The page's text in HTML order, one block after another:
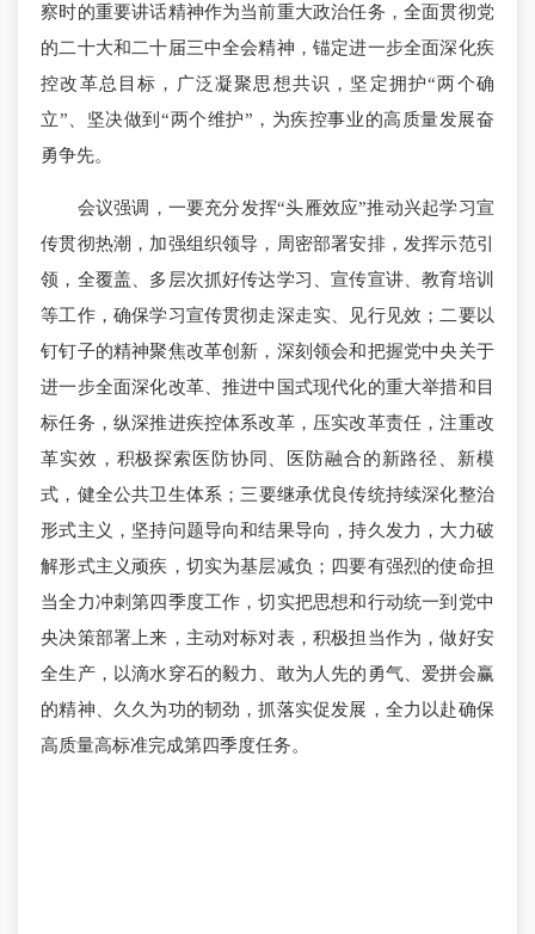
察时的重要讲话精神作为当前重大政治任务，全面贯彻党
的二十大和二十届三中全会精神，锚定进一步全面深化疾
控改革总目标，广泛凝聚思想共识，坚定拥护“两个确
立”、坚决做到“两个维护”，为疾控事业的高质量发展奋
勇争先。
会议强调，一要充分发挥“头雁效应”推动兴起学习宣
传贯彻热潮，加强组织领导，周密部署安排，发挥示范引
领，全覆盖、多层次抓好传达学习、宣传宣讲、教育培训
等工作，确保学习宣传贯彻走深走实、见行见效；二要以
钉钉子的精神聚焦改革创新，深刻领会和把握党中央关于
进一步全面深化改革、推进中国式现代化的重大举措和目
标任务，纵深推进疾控体系改革，压实改革责任，注重改
革实效，积极探索医防协同、医防融合的新路径、新模
式，健全公共卫生体系；三要继承优良传统持续深化整治
形式主义，坚持问题导向和结果导向，持久发力，大力破
解形式主义顽疾，切实为基层减负；四要有强烈的使命担
当全力冲刺第四季度工作，切实把思想和行动统一到党中
央决策部署上来，主动对标对表，积极担当作为，做好安
全生产，以滴水穿石的毅力、敢为人先的勇气、爱拼会赢
的精神、久久为功的韧劲，抓落实促发展，全力以赴确保
高质量高标准完成第四季度任务。